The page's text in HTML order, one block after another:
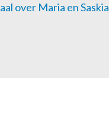
over Maria en Saskia